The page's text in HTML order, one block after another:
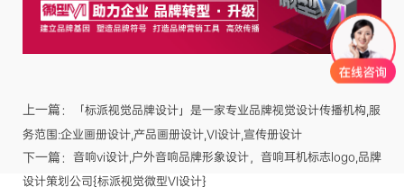
上一篇：
「标派视觉品牌设计」是一家专业品牌视觉设计传播机构,服
务范围:企业画册设计,产品画册设计,VI设计,宣传册设计
下一篇： 音响vi设计,户外音响品牌形象设计，音响耳机标志logo,品牌
设计策划公司{标派视觉微型VI设计}